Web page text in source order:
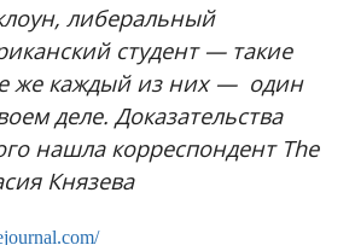
либеральный
студент — такие
же каждый из них — один
деле. Доказательства
нашла корреспондент The
Князева